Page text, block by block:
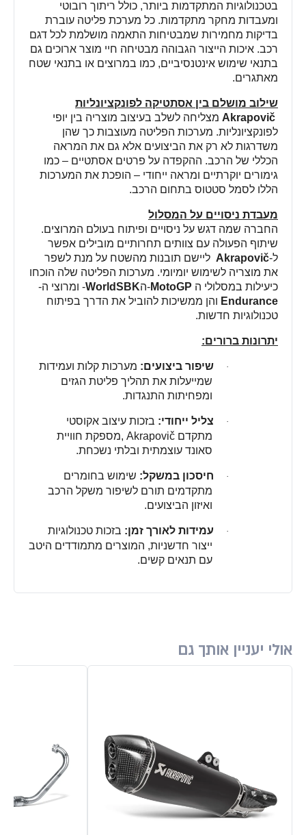
בטכנולוגיות המתקדמות ביותר, כולל ריתוך רובוטי
ומעבדות מחקר מתקדמות. כל מערכת פליטה עוברת
בדיקות מחמירות שמבטיחות התאמה מושלמת לכל דגם
רכב. איכות הייצור הגבוהה מבטיחה חיי מוצר ארוכים גם
בתנאי שימוש אינטנסיביים, כמו במרוצים או בתנאי שטח
מאתגרים.
שילוב מושלם בין אסתטיקה לפונקציונליות
Akrapovič מצליחה לשלב בעיצוב מוצריה בין יופי
לפונקציונליות. מערכות הפליטה מעוצבות כך שהן
משדרגות לא רק את הביצועים אלא גם את המראה
הכללי של הרכב. ההקפדה על פרטים אסתטיים – כמו
גימורים יוקרתיים ומראה ייחודי – הופכת את המערכות
הללו לסמל סטטוס בתחום הרכב.
מעבדת ניסויים על המסלול
החברה שמה דגש על ניסויים ופיתוח בעולם המרוצים.
שיתוף הפעולה עם צוותים תחרותיים מובילים אפשר
ל-Akrapovič ליישם תובנות מהשטח על מנת לשפר
את מוצריה לשימוש יומיומי. מערכות הפליטה שלה הוכחו
כיעילות במסלולי ה MotoGP
-הWorldSBK
- ומרוצי ה-
Endurance והן ממשיכות להוביל את הדרך בפיתוח
טכנולוגיות חדשות.
יתרונות ברורים:
· שיפור ביצועים: מערכות קלות ועמידות
שמייעלות את תהליך פליטת הגזים
ומפחיתות התנגדות.
· צליל ייחודי: בזכות עיצוב אקוסטי
מתקדם , Akrapovičמספקת חוויית
סאונד עוצמתית ובלתי נשכחת.
· חיסכון במשקל: שימוש בחומרים
מתקדמים תורם לשיפור משקל הרכב
ואיזון הביצועים.
· עמידות לאורך זמן: בזכות טכנולוגיות
ייצור חדשניות, המוצרים מתמודדים היטב
עם תנאים קשים.
אולי יעניין אותך גם